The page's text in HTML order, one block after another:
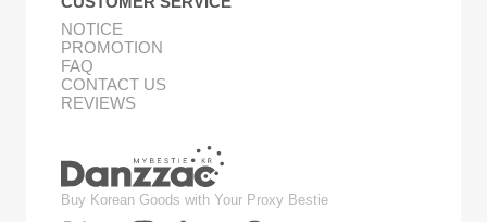
NOTICE
PROMOTION
FAQ
CONTACT US
REVIEWS
Buy Korean Goods with Your Proxy Bestie